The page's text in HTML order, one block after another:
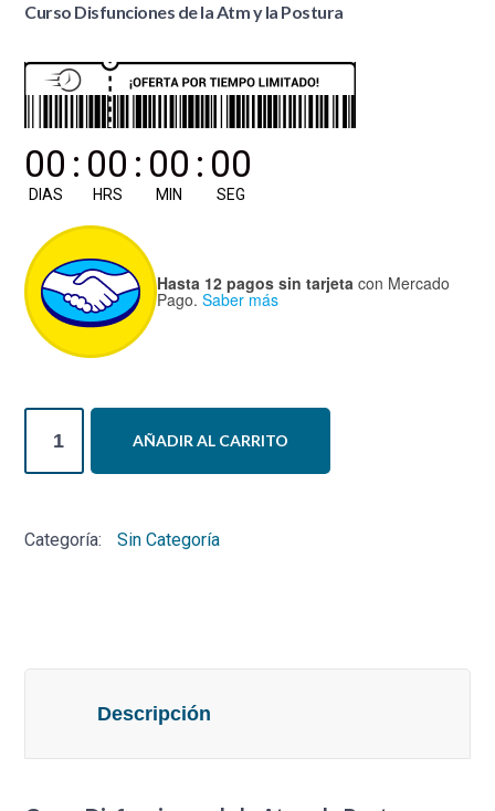
Curso Disfunciones de la Atm y la Postura
00
DIAS
: 00
HRS
: 00
MIN
: 00
SEG
Hasta 12 pagos sin tarjeta con Mercado
Pago. Saber más
Disfunciones
Atm
cantidad
AÑADIR AL CARRITO
Categoría: Sin Categoría
Descripción